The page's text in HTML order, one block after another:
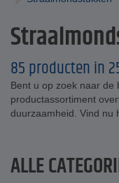
85 producten in
Bent u op zoek naar de
productassortiment
duurzaamheid. Vind nu
ALLE